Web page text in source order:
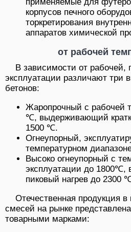
корпусов печного
торкретирования
аппаратов химической
от рабочей
В зависимости от рабочей,
эксплуатации различают три
бетонов:
Жаропрочный с рабочей
℃, выдерживающий
1500 ℃.
Огнеупорный,
температурном
Высоко огнеупорный с
эксплуатации до
пиковый нагрев до 2300
Отечественная продукция в
смесей на рынке
товарными марками: